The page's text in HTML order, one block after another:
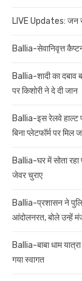
LIVE Updates: जन
Ballia-सेवानिवृत्त
Ballia-शादी का दबाव
पर किशोरी ने दे दी जान
Ballia-इस रेलवे हाल्ट
बिना प्लेटफॉर्म पर मिल
Ballia-घर में सोता
जेवर चुराए
Ballia-प्रशासन ने
आंदोलनरत, बोले उन्हें
Ballia-बाबा धाम
गया स्वागत